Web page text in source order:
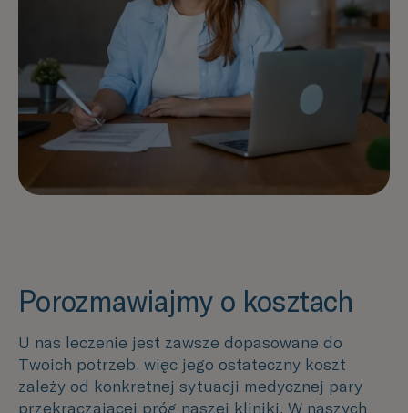
Porozmawiajmy o kosztach
U nas leczenie jest zawsze dopasowane do
Twoich potrzeb, więc jego ostateczny koszt
zależy od konkretnej sytuacji medycznej pary
przekraczającej próg naszej kliniki. W naszych